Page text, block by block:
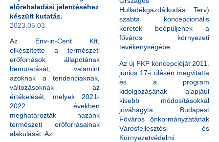
előrehaladási jelentéséhez
készült kutatás.
2023.05.03.
Az Env-in-Cent Kft.
elkészítette a természeti
erőforrások állapotának
bemutatását, valamint
azoknak a tendenciáknak,
változásoknak az
értékelését, melyek 2021-
2022 években
meghatározták hazánk
természeti erőforrásainak
alakulását. Az
Hulladékgazdálkodási Terv)
szabta koncepcionális
keretek beépüljenek a
főváros környezeti
tevékenységébe.
Az új FKP koncepcióját 2011.
június 17-i ülésén megvitatta
és a program
kidolgozásának alapjául
kisebb módosításokkal
jóváhagyta Budapest
Főváros önkormányzatának
Városfejlesztési és
Környezetvédelmi